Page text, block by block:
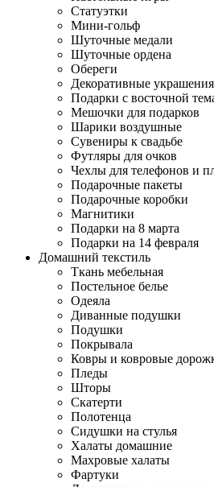
Статуэтки
Мини-гольф
Шуточные медали
Шуточные ордена
Обереги
Декоративные украшения
Подарки с восточной
Мешочки для подарков
Шарики воздушные
Сувениры к свадьбе
Футляры для очков
Чехлы для телефонов и
Подарочные пакеты
Подарочные коробки
Магнитики
Подарки на 8 марта
Подарки на 14 февраля
Домашний текстиль
Ткань мебельная
Постельное белье
Одеяла
Диванные подушки
Подушки
Покрывала
Ковры и ковровые
Пледы
Шторы
Скатерти
Полотенца
Сидушки на стулья
Халаты домашние
Махровые халаты
Фартуки